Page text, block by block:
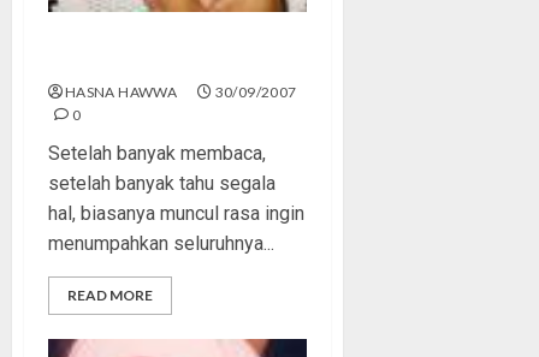
HASNA HAWWA
30/09/2007
0
Setelah banyak membaca,
setelah banyak tahu segala
hal, biasanya muncul rasa ingin
menumpahkan seluruhnya...
READ MORE